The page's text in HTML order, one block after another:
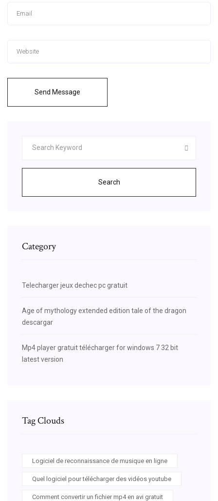
Send Message
Search
Category
Telecharger jeux dechec pc gratuit
Age of mythology extended edition tale of the dragon
descargar
Mp4 player gratuit télécharger for windows 7 32 bit
latest version
Tag Clouds
Logiciel de reconnaissance de musique en ligne
Quel logiciel pour télécharger des vidéos youtube
Comment convertir un fichier mp4 en avi gratuit